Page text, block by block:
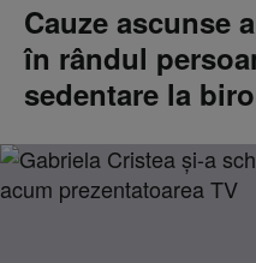
Cauze ascunse
în rândul
sedentare la